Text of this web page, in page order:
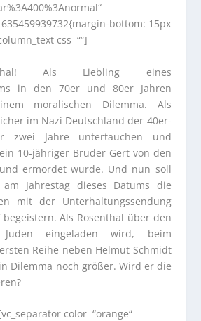
bottom: 15px
css=““]
Als Liebling eines
in den 70er und 80er Jahren
moralischen Dilemma. Als
im Nazi Deutschland der 40er-
zwei Jahre untertauchen und
10-jähriger Bruder Gert von den
ermordet wurde. Und nun soll
Jahrestag dieses Datums die
mit der Unterhaltungssendung
begeistern. Als Rosenthal über den
eingeladen wird, beim
Reihe neben Helmut Schmidt
Dilemma noch größer. Wird er die
color=“orange“